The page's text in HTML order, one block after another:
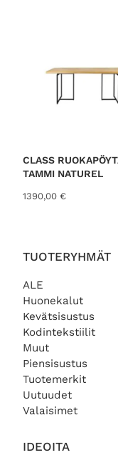
TUOTERYHMÄT
ALE
Huonekalut
Kevätsisustus
Kodintekstiilit
Muut
Piensisustus
Tuotemerkit
Uutuudet
Valaisimet
IDEOITA
CLASS
TAMMI NATUREL
1390,00 €